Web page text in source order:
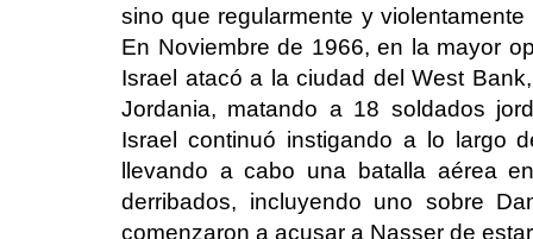
sino que regularmente y
En Noviembre de 1966, en la mayor
Israel atacó a la ciudad del West
Jordania, matando a 18 soldados
Israel continuó instigando a lo largo
llevando a cabo una batalla aérea
derribados, incluyendo uno sobre
comenzaron a acusar a Nasser de